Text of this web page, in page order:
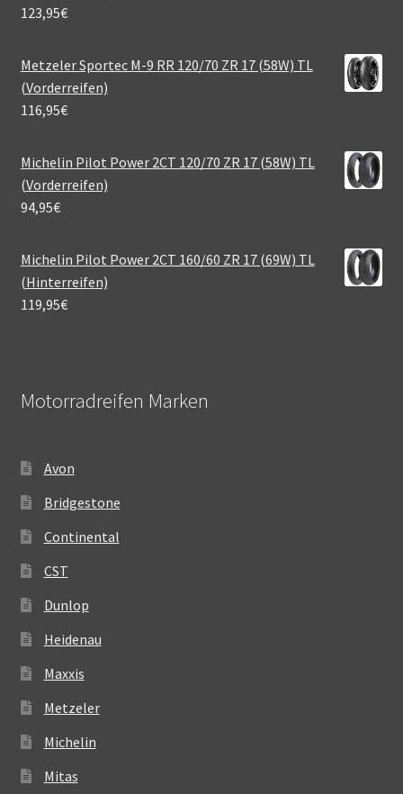
123,95€
Metzeler Sportec M-9 RR 120/70 ZR 17 (58W) TL
(Vorderreifen)
116,95€
Michelin Pilot Power 2CT 120/70 ZR 17 (58W) TL
(Vorderreifen)
94,95€
Michelin Pilot Power 2CT 160/60 ZR 17 (69W) TL
(Hinterreifen)
119,95€
Motorradreifen Marken
Avon
Bridgestone
Continental
CST
Dunlop
Heidenau
Maxxis
Metzeler
Michelin
Mitas